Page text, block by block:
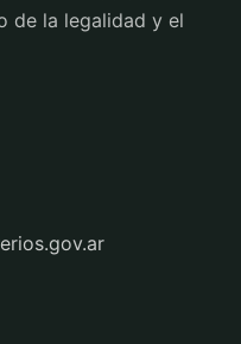
de la legalidad y el